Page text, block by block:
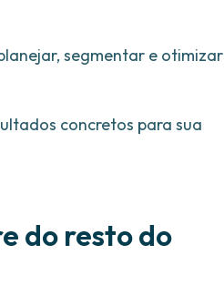
segmentar e otimizar
concretos para sua
do resto do